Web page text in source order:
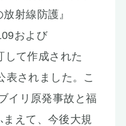
射線防護』
および
して作成された
されました。こ
イリ原発事故と福
えて、今後大規